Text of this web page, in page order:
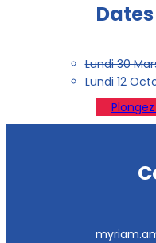
Lundi 30
Lundi 12